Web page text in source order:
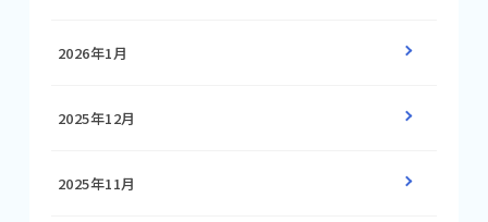
2026年1月
2025年12月
2025年11月